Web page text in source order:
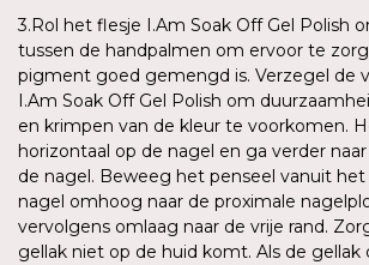
3.Rol het flesje I.Am Soak Off Gel Polish
tussen de handpalmen om ervoor te
pigment goed gemengd is. Verzegel de
I.Am Soak Off Gel Polish om
en krimpen van de kleur te voorkomen.
horizontaal op de nagel en ga verder
de nagel. Beweeg het penseel vanuit
nagel omhoog naar de proximale
vervolgens omlaag naar de vrije rand.
gellak niet op de huid komt. Als de